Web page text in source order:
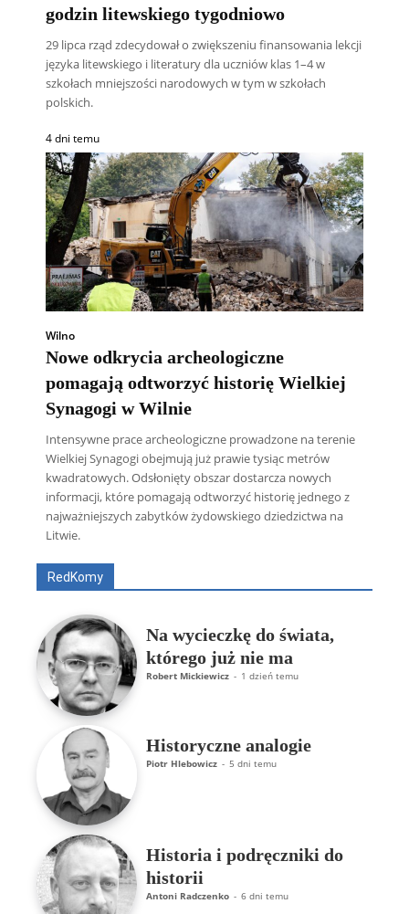
godzin litewskiego tygodniowo
29 lipca rząd zdecydował o zwiększeniu finansowania lekcji
języka litewskiego i literatury dla uczniów klas 1–4 w
szkołach mniejszości narodowych w tym w szkołach
polskich.
4 dni temu
Wilno
Nowe odkrycia archeologiczne
pomagają odtworzyć historię Wielkiej
Synagogi w Wilnie
Intensywne prace archeologiczne prowadzone na terenie
Wielkiej Synagogi obejmują już prawie tysiąc metrów
kwadratowych. Odsłonięty obszar dostarcza nowych
informacji, które pomagają odtworzyć historię jednego z
najważniejszych zabytków żydowskiego dziedzictwa na
Litwie.
RedKomy
Wszyscy Aleksander Borowik
Antoni Radczenko
Artur Płokszto
Grzegorz Górny
ks. Jarosław Wąsowicz SDB
Piotr Hlebowicz
Na wycieczkę do świata,
którego już nie ma
Robert Mickiewicz - 1 dzień temu
Historyczne analogie
Piotr Hlebowicz - 5 dni temu
Historia i podręczniki do
historii
Antoni Radczenko - 6 dni temu